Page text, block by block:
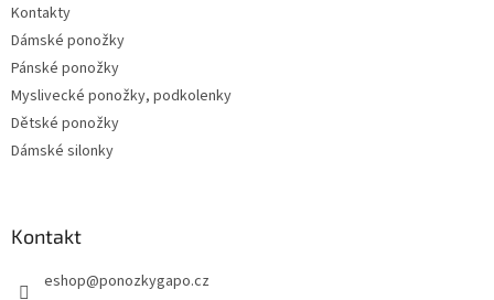
Kontakty
Dámské ponožky
Pánské ponožky
Myslivecké ponožky, podkolenky
Dětské ponožky
Dámské silonky
Kontakt
eshop@ponozkygapo.cz